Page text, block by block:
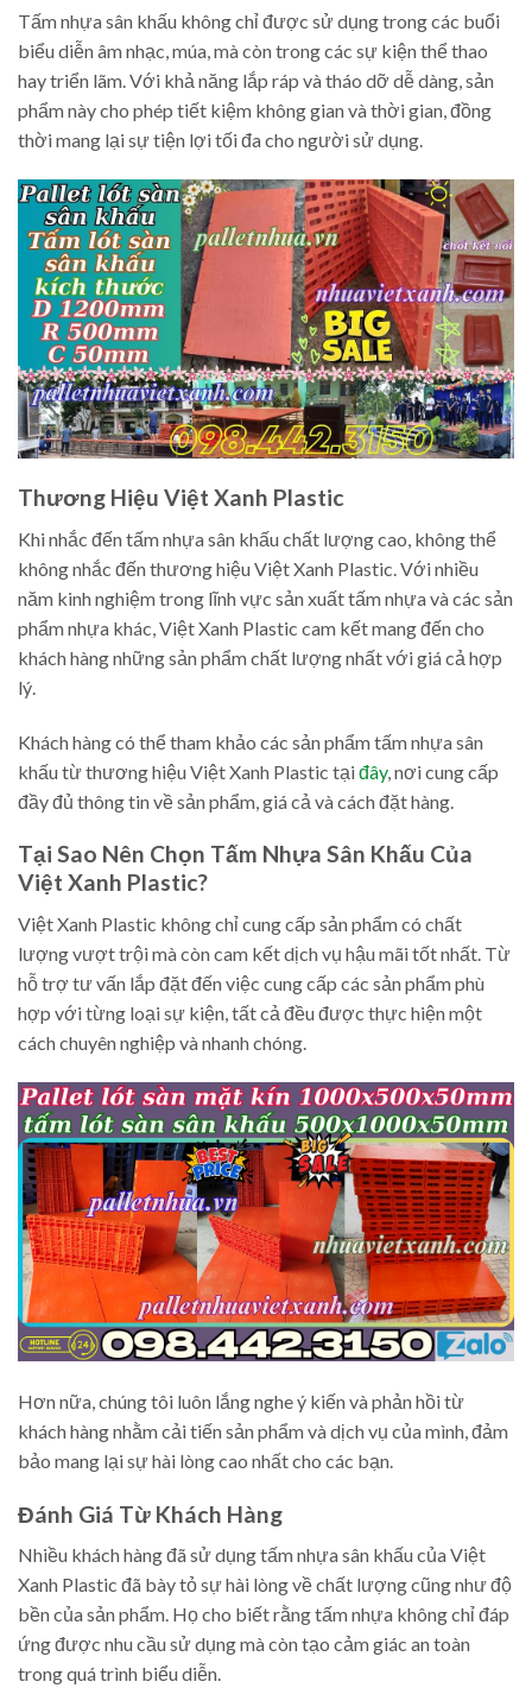
Tấm nhựa sân khấu không chỉ được sử dụng trong các buổi
biểu diễn âm nhạc, múa, mà còn trong các sự kiện thể thao
hay triển lãm. Với khả năng lắp ráp và tháo dỡ dễ dàng, sản
phẩm này cho phép tiết kiệm không gian và thời gian, đồng
thời mang lại sự tiện lợi tối đa cho người sử dụng.
Thương Hiệu Việt Xanh Plastic
Khi nhắc đến tấm nhựa sân khấu chất lượng cao, không thể
không nhắc đến thương hiệu Việt Xanh Plastic. Với nhiều
năm kinh nghiệm trong lĩnh vực sản xuất tấm nhựa và các sản
phẩm nhựa khác, Việt Xanh Plastic cam kết mang đến cho
khách hàng những sản phẩm chất lượng nhất với giá cả hợp
lý.
Khách hàng có thể tham khảo các sản phẩm tấm nhựa sân
khấu từ thương hiệu Việt Xanh Plastic tạiđây, nơi cung cấp
đầy đủ thông tin về sản phẩm, giá cả và cách đặt hàng.
Tại Sao Nên Chọn Tấm Nhựa Sân Khấu Của
Việt Xanh Plastic?
Việt Xanh Plastic không chỉ cung cấp sản phẩm có chất
lượng vượt trội mà còn cam kết dịch vụ hậu mãi tốt nhất. Từ
hỗ trợ tư vấn lắp đặt đến việc cung cấp các sản phẩm phù
hợp với từng loại sự kiện, tất cả đều được thực hiện một
cách chuyên nghiệp và nhanh chóng.
Hơn nữa, chúng tôi luôn lắng nghe ý kiến và phản hồi từ
khách hàng nhằm cải tiến sản phẩm và dịch vụ của mình, đảm
bảo mang lại sự hài lòng cao nhất cho các bạn.
Đánh Giá Từ Khách Hàng
Nhiều khách hàng đã sử dụng tấm nhựa sân khấu của Việt
Xanh Plastic đã bày tỏ sự hài lòng về chất lượng cũng như độ
bền của sản phẩm. Họ cho biết rằng tấm nhựa không chỉ đáp
ứng được nhu cầu sử dụng mà còn tạo cảm giác an toàn
trong quá trình biểu diễn.